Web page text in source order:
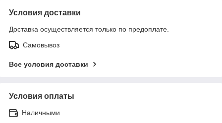
Условия доставки
Доставка осуществляется только по предоплате.
Самовывоз
Все условия доставки
Условия оплаты
Наличными